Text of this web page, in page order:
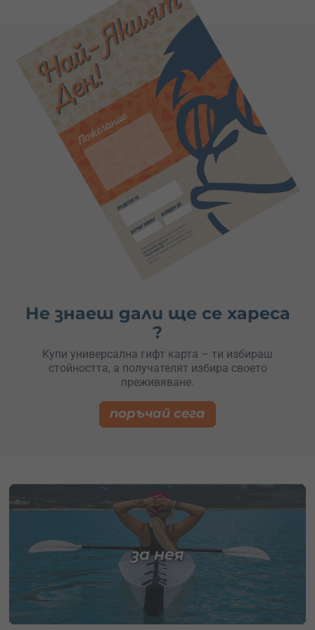
Не знаеш дали ще се хареса
?
Купи универсална гифт карта – ти избираш
стойността, а получателят избира своето
преживяване.
поръчай сега
за нея